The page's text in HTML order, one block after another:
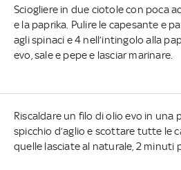
Sciogliere in due ciotole con poca
e la paprika. Pulire le capesante e
agli spinaci e 4 nell’intingolo alla
evo, sale e pepe e lasciar marinare.
Riscaldare un filo di olio evo in una
spicchio d’aglio e scottare tutte le
quelle lasciate al naturale, 2 minuti